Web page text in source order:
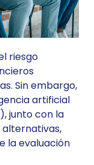
riesgo
Sin embargo,
artificial
junto con la
alternativas,
la evaluación